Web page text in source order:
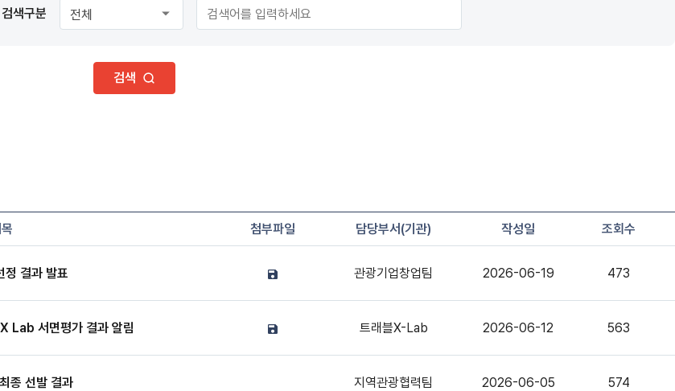
검색구분
검색
첨부파일 담당부서(기관) 작성일 조회수
정 결과 발표 관광기업창업팀 2026-06-19 473
Lab 서면평가 결과 알림 트래블X-Lab 2026-06-12 563
종 선발 결과 지역관광협력팀 2026-06-05 574